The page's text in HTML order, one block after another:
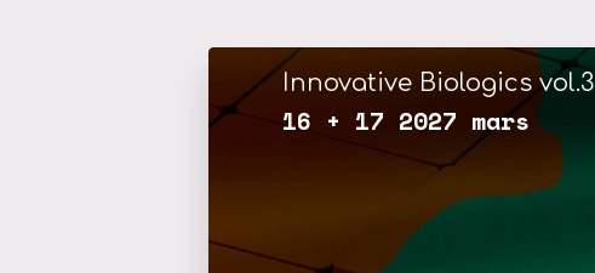
Innovative Biologics vol.3
16 + 17 2027 mars